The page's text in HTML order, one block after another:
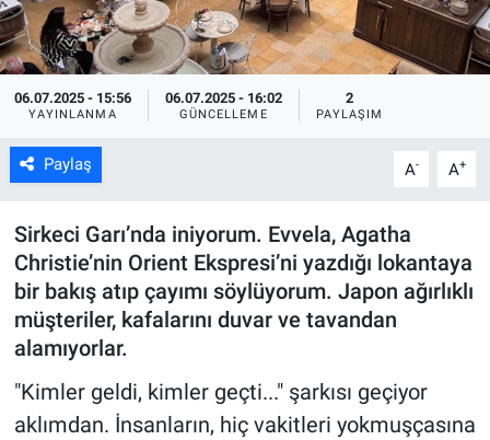
06.07.2025 - 15:56
YAYINLANMA
06.07.2025 - 16:02
GÜNCELLEME
2
PAYLAŞIM
Paylaş A- A+
Sirkeci Garı’nda iniyorum. Evvela, Agatha
Christie’nin Orient Ekspresi’ni yazdığı lokantaya
bir bakış atıp çayımı söylüyorum. Japon ağırlıklı
müşteriler, kafalarını duvar ve tavandan
alamıyorlar.
"Kimler geldi, kimler geçti..." şarkısı geçiyor
aklımdan. İnsanların, hiç vakitleri yokmuşçasına
Kültür Sanat
Bilim ve Teknoloji
Genel